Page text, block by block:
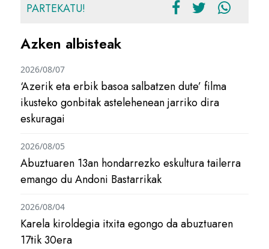
PARTEKATU!
Azken albisteak
‘Azerik eta erbik basoa salbatzen dute’ filma
ikusteko gonbitak astelehenean jarriko dira
eskuragai
2026/08/07
Abuztuaren 13an hondarrezko eskultura tailerra
emango du Andoni Bastarrikak
2026/08/05
Karela kiroldegia itxita egongo da abuztuaren
17tik 30era
2026/08/04